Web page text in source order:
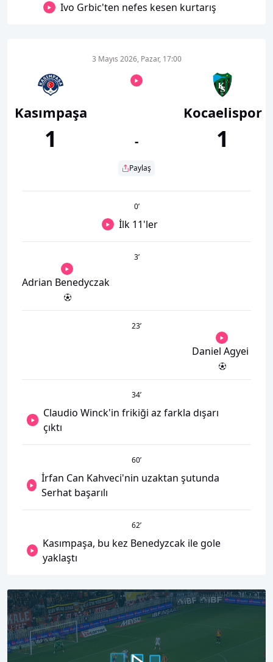
Ivo Grbic'ten nefes kesen kurtarış
Kasımpaşa
1
3 Mayıs 2026, Pazar, 17:00
-
Paylaş
Kocaelispor
1
0’
İlk 11'ler
3’
Adrian Benedyczak
23’
Daniel Agyei
34’
Claudio Winck'in frikiği az farkla dışarı
çıktı
60’
İrfan Can Kahveci'nin uzaktan şutunda
Serhat başarılı
62’
Kasımpaşa, bu kez Benedyzcak ile gole
yaklaştı